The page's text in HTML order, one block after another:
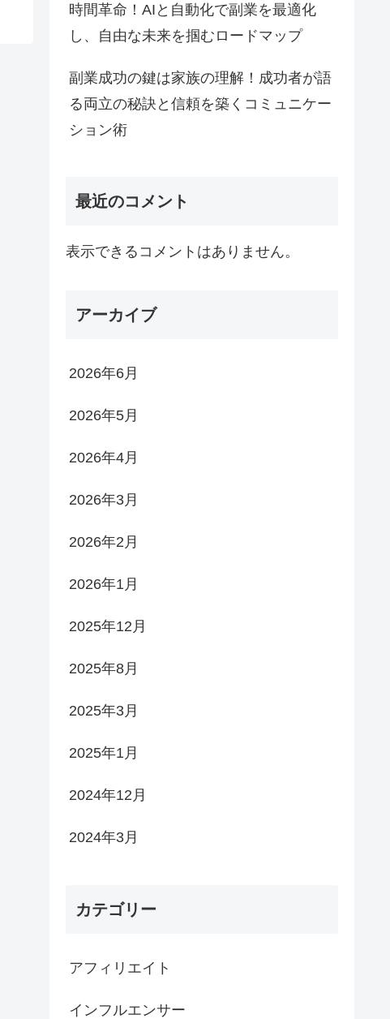
時間革命！AIと自動化で副業を最適化
し、自由な未来を掴むロードマップ
副業成功の鍵は家族の理解！成功者が語
る両立の秘訣と信頼を築くコミュニケー
ション術
最近のコメント
表示できるコメントはありません。
アーカイブ
2026年6月
2026年5月
2026年4月
2026年3月
2026年2月
2026年1月
2025年12月
2025年8月
2025年3月
2025年1月
2024年12月
2024年3月
カテゴリー
アフィリエイト
インフルエンサー